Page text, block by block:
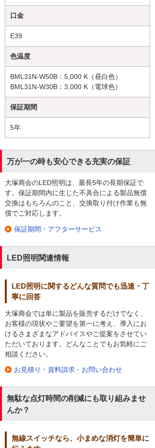
口金
E39
色温度
BML31N-W50B：5,000 K（昼白色）
BML31N-W30B：3,000 K（電球色）
保証期間
5年
万が一の時も安心できる充実の保証
大塚商会のLED照明は、最長5年の長期保証で
す。保証期間内に生じた不具合による製品無償
交換はもちろんのこと、交換取り付け作業も無
償でご対応します。
保証期間・アフターサービス
LED照明関連情報
LED照明に関するどんな質問でも迅速・丁
寧に回答
大塚商会では単に製品を販売するだけでなく、
お客様の現状やご要望を第一に考え、導入にお
けるさまざまなアドバイスやご提案をさせてい
ただいております。どんなことでもお気軽にご
相談ください。
お見積り・資料請求・お問い合わせ
無駄な点灯時間の削減にも取り組みませ
んか？
無線スイッチなら、小まめな消灯を簡単に